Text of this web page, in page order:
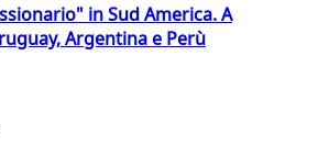
in Sud America. A
Argentina e Perù